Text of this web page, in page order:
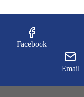
Facebook
Email